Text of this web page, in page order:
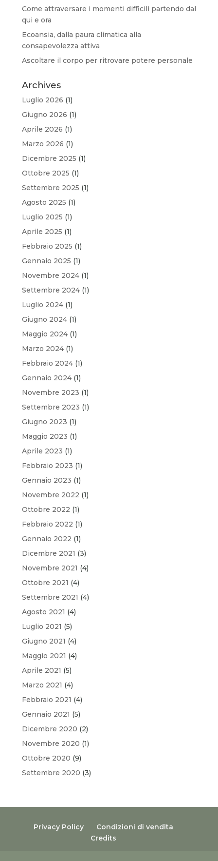
Come attraversare i momenti difficili partendo dal
qui e ora
Ecoansia, dalla paura climatica alla
consapevolezza attiva
Ascoltare il corpo per ritrovare potere personale
Archives
Luglio 2026 (1)
Giugno 2026 (1)
Aprile 2026 (1)
Marzo 2026 (1)
Dicembre 2025 (1)
Ottobre 2025 (1)
Settembre 2025 (1)
Agosto 2025 (1)
Luglio 2025 (1)
Aprile 2025 (1)
Febbraio 2025 (1)
Gennaio 2025 (1)
Novembre 2024(1)
Settembre 2024(1)
Luglio 2024(1)
Giugno 2024(1)
Maggio 2024(1)
Marzo 2024(1)
Febbraio 2024(1)
Gennaio 2024(1)
Novembre 2023 (1)
Settembre 2023 (1)
Giugno 2023 (1)
Maggio 2023 (1)
Aprile 2023 (1)
Febbraio 2023 (1)
Gennaio 2023 (1)
Novembre 2022 (1)
Ottobre 2022 (1)
Febbraio 2022 (1)
Gennaio 2022 (1)
Dicembre 2021 (3)
Novembre 2021 (4)
Ottobre 2021 (4)
Settembre 2021 (4)
Agosto 2021 (4)
Luglio 2021 (5)
Giugno 2021 (4)
Maggio 2021 (4)
Aprile 2021 (5)
Marzo 2021 (4)
Febbraio 2021 (4)
Gennaio 2021 (5)
Dicembre 2020 (2)
Novembre 2020 (1)
Ottobre 2020 (9)
Settembre 2020 (3)
Privacy Policy
Condizioni di vendita
Credits